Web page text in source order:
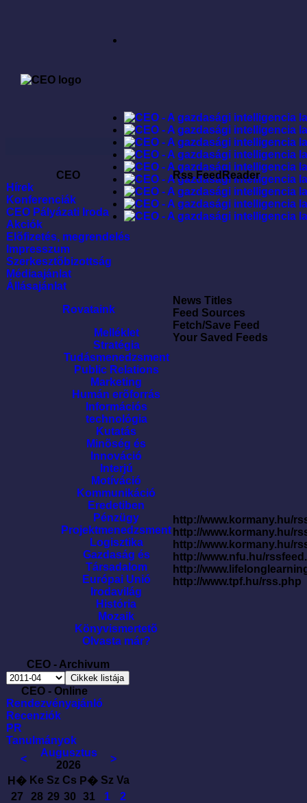
CEO
Hírek
Konferenciák
CEO Pályázati Iroda
Akciók
Elõfizetés, megrendelés
Impresszum
Szerkesztõbizottság
Médiaajánlat
Állásajánlat
Rovataink
Melléklet
Stratégia
Tudásmenedzsment
Public Relations
Marketing
Humán erõforrás
Információs
technológia
Kutatás
Minõség és
Innováció
Interjú
Motíváció
Kommunikáció
Eredetiben
Pénzügy
Projektmenedzsment
Logisztika
Gazdaság és
Társadalom
Európai Unió
Irodavilág
História
Mozaik
Könyvismertetõ
Olvasta már?
CEO - Archivum
CEO - Online
Rendezvényajánló
Recenziók
PR
Tanulmányok
<
Augusztus
2026
>
H� Ke Sz Cs P� Sz Va
27
28 29 30 31 1
2
Rss FeedReader
News Titles
Feed Sources
Fetch/Save Feed
Your Saved Feeds
http://www.kormany.hu/
http://www.kormany.hu/
http://www.kormany.hu/
http://www.nfu.hu/
http://
http://www.tpf.hu/rss.php